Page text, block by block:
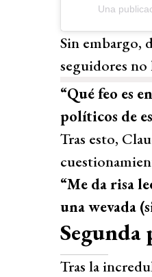
Una
Sin embargo,
seguidores no
“Qué feo es
políticos de
Tras esto,
“Me da risa
una wevada
Segunda
Tras la